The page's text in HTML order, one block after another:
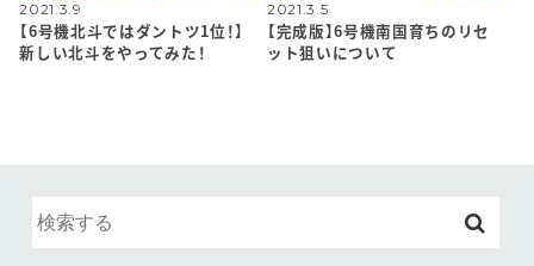
2021.3.9
【6号機北斗ではダントツ1位！】
新しい北斗をやってみた！
2021.3.5
【完成版】6号機南国育ちのリセ
ット狙いについて